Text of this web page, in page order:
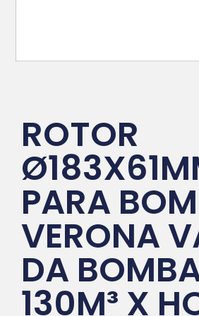
ROTOR
PARA
VERONA
DA
130M³ X